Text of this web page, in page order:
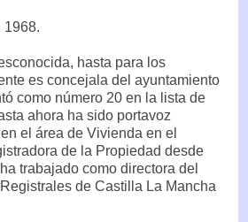
1968.
hasta para los
es concejala del ayuntamiento
como número 20 en la lista de
ahora ha sido portavoz
el área de Vivienda en el
de la Propiedad desde
trabajado como directora del
de Castilla La Mancha